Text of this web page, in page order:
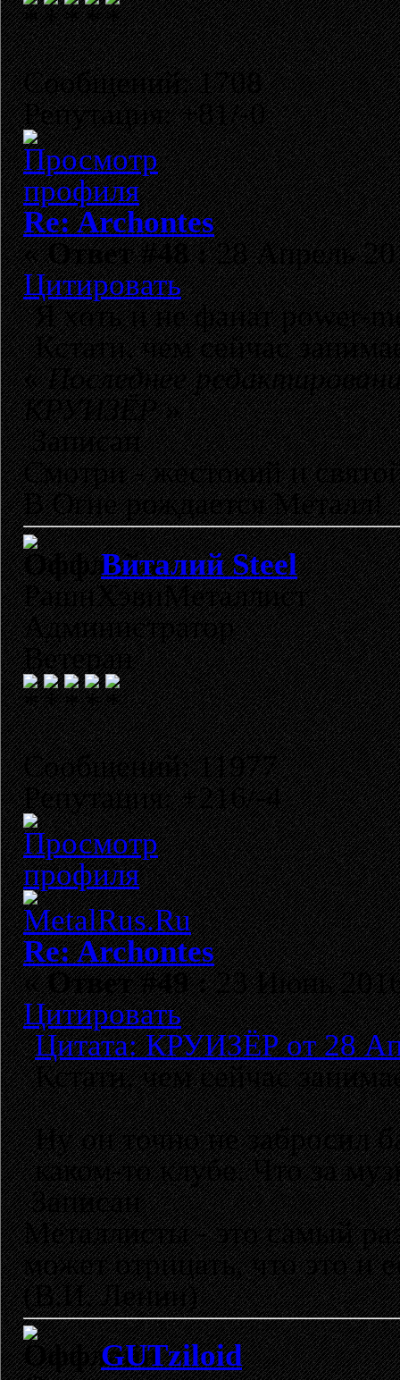
Сообщений: 1708
Репутация: +81/-0
Re: Archontes
«Ответ #48 :28 Апрель
Цитировать
Я хоть и не фанат power-
Кстати, чем сейчас
«Последнее
КРУИЗЁР»
Записан
Смотри - жестокий и
В Огне рождается Металл!
Виталий Steel
РашнХэвиМеталлист
Администратор
Ветеран
Сообщений: 11977
Репутация: +216/-4
Re: Archontes
«Ответ #49 :23 Июнь
Цитировать
Цитата: КРУИЗЁР от 28
Кстати, чем сейчас
Ну он точно не забросил
каком-то клубе. Что за
Записан
Металлисты - это самый
может отрицать, что это и
(В.И. Ленин)
GUTziloid